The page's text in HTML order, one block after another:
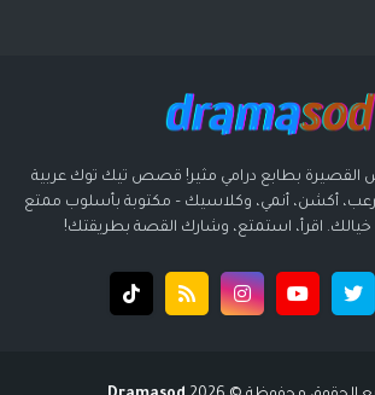
بطابع درامي مثير! قصص تيك توك عربية
رعب، أكشن، أنمي، وكلاسيك – مكتوبة بأسلوب ممتع
اقرأ، استمتع، وشارك القصة بطريقتك!